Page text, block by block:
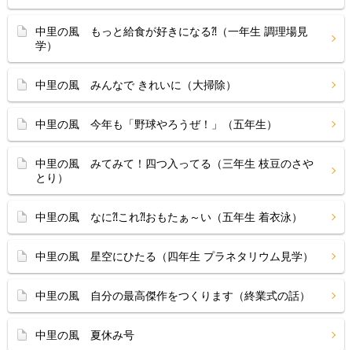
中里の風 もっと給食が好きになる⁈（一年生 調理場見
学）
中里の風 みんなで きれいに（大掃除）
中里の風 今年も「野球やろうぜ！」（五年生）
中里の風 みてみて！四つ入ってる（三年生 枝豆のさや
とり）
中里の風 なに⁈これ⁈おもたぁ～い（五年生 着衣泳）
中里の風 星空にひたる（四年生 プラネタリウム見学）
中里の風 自分の最高傑作をつくります（終業式の話）
中里の風 夏休み号